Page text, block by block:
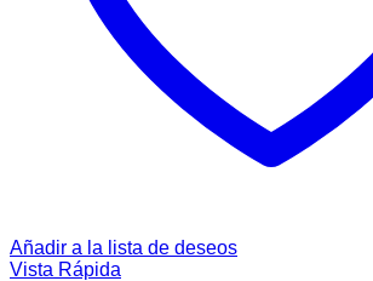
Añadir a la lista de deseos
Vista Rápida